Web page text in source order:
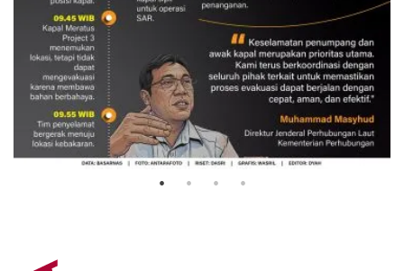
Evakuasi korban kebakaran KM
Mutiara Sentosa 2
3 Agustus 2026